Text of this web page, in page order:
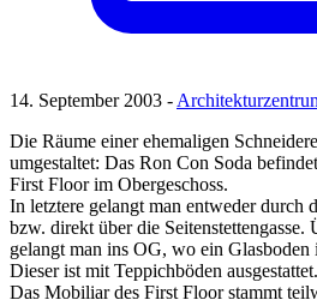
14. September 2003 -
Die Räume einer ehemaligen
umgestaltet: Das Ron Con Soda
First Floor im Obergeschoss.
In letztere gelangt man entweder durch
bzw. direkt über die Seitenstettengasse.
gelangt man ins OG, wo ein
Dieser ist mit Teppichböden ausgestattet.
Das Mobiliar des First Floor stammt